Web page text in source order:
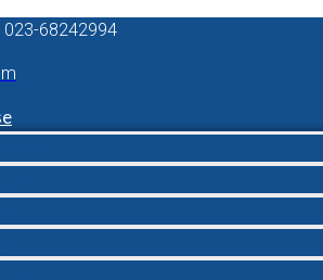
68242994